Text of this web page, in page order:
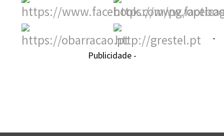
-
Publicidade -